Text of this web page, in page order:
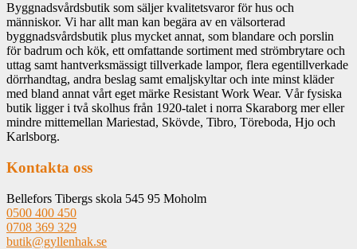
Byggnadsvårdsbutik som säljer kvalitetsvaror för hus och
människor. Vi har allt man kan begära av en välsorterad
byggnadsvårdsbutik plus mycket annat, som blandare och porslin
för badrum och kök, ett omfattande sortiment med strömbrytare och
uttag samt hantverksmässigt tillverkade lampor, flera egentillverkade
dörrhandtag, andra beslag samt emaljskyltar och inte minst kläder
med bland annat vårt eget märke Resistant Work Wear. Vår fysiska
butik ligger i två skolhus från 1920-talet i norra Skaraborg mer eller
mindre mittemellan Mariestad, Skövde, Tibro, Töreboda, Hjo och
Karlsborg.
Kontakta oss
Bellefors Tibergs skola 545 95 Moholm
0500 400 450
0708 369 329
butik@gyllenhak.se